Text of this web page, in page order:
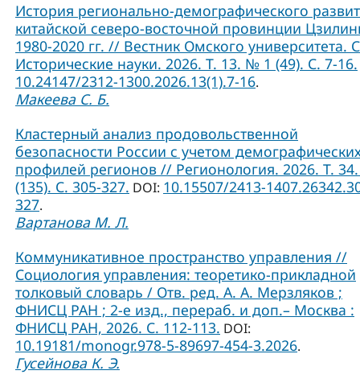
История регионально-демографического
китайской северо-восточной провинции
1980-2020 гг. // Вестник Омского университета.
Исторические науки. 2026. Т. 13. № 1 (49). С. 7-16.
10.24147/2312-1300.2026.13(1).7-16.
Макеева С. Б.
Кластерный анализ продовольственной
безопасности России с учетом
профилей регионов // Регионология. 2026. Т.
(135). С. 305-327. DOI: 10.15507/2413-
327.
Вартанова М. Л.
Коммуникативное пространство управления //
Социология управления: теоретико-прикладной
толковый словарь / Отв. ред. А. А. Мерзляков ;
ФНИСЦ РАН ; 2-е изд., перераб. и доп.– Москва :
ФНИСЦ РАН, 2026. С. 112-113. DOI:
10.19181/monogr.978-5-89697-454-3.2026.
Гусейнова К. Э.